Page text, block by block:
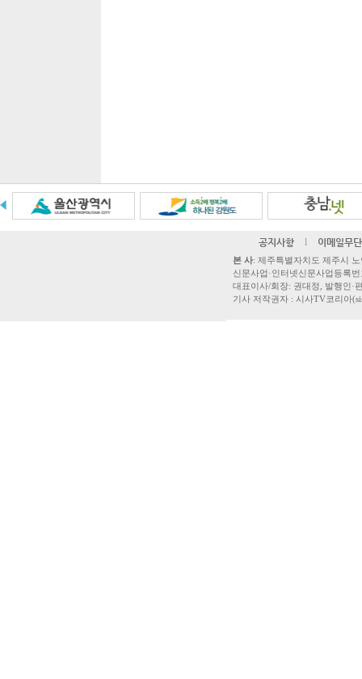
공지사항 l 이메일무
본 사: 제주특별자치도 제주시
신문사업·인터넷신문사업등록
대표이사/회장: 권대정, 발행인·
기사 저작권자 : 시사TV코리아